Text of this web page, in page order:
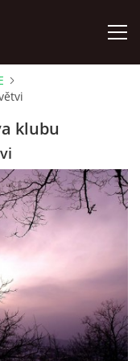
klubu